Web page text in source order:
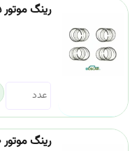
رینگ موتور 25 پراید یورو4 مارموت
رینگ موتور 50 - 206تیپ5 مارموت